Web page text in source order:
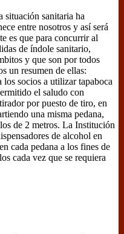
situación sanitaria ha
entre nosotros y así será
es que para concurrir al
de índole sanitario,
y que son por todos
un resumen de ellas:
los socios a utilizar tapaboca
el saludo con
por puesto de tiro, en
una misma pedana,
de 2 metros. La Institución
de alcohol en
cada pedana a los fines de
cada vez que se requiera